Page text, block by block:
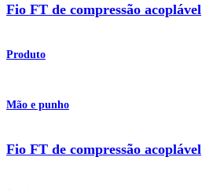
Fio FT de compressão acoplável
Produto
Mão e punho
Fio FT de compressão acoplável